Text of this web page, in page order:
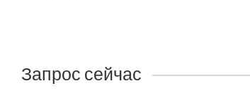
Запрос сейчас